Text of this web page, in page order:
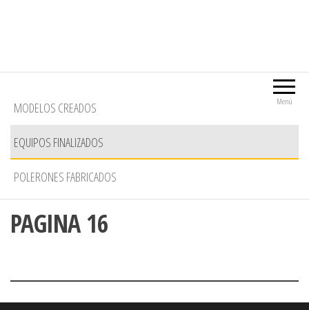
Menú
MODELOS CREADOS
EQUIPOS FINALIZADOS
POLERONES FABRICADOS
PAGINA 16